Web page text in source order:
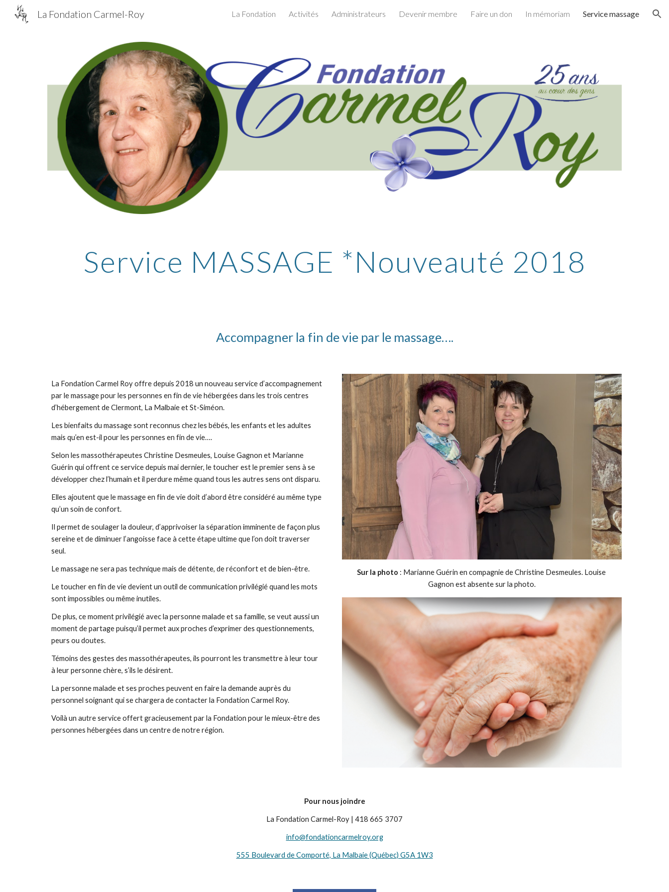
Skip to main content Skip to navigation
La Fondation Carmel-Roy La Fondation Activités Administrateurs Devenir membre Faire un don In mémoriam Service massage
Service MASSAGE *Nouveauté 2018
Accompagner la fin de vie par le massage….
La Fondation Carmel Roy offre depuis 2018 un nouveau service d’accompagnement
par le massage pour les personnes en fin de vie hébergées dans les trois centres
d’hébergement de Clermont, La Malbaie et St-Siméon.
Les bienfaits du massage sont reconnus chez les bébés, les enfants et les adultes
mais qu’en est-il pour les personnes en fin de vie….
Selon les massothérapeutes Christine Desmeules, Louise Gagnon et Marianne
Guérin qui offrent ce service depuis mai dernier, le toucher est le premier sens à se
développer chez l’humain et il perdure même quand tous les autres sens ont disparu.
Elles ajoutent que le massage en fin de vie doit d’abord être considéré au même type
qu’un soin de confort.
Il permet de soulager la douleur, d’apprivoiser la séparation imminente de façon plus
sereine et de diminuer l’angoisse face à cette étape ultime que l’on doit traverser
seul.
Le massage ne sera pas technique mais de détente, de réconfort et de bien-être.
Le toucher en fin de vie devient un outil de communication privilégié quand les mots
sont impossibles ou même inutiles.
De plus, ce moment privilégié avec la personne malade et sa famille, se veut aussi un
moment de partage puisqu’il permet aux proches d’exprimer des questionnements,
peurs ou doutes.
Témoins des gestes des massothérapeutes, ils pourront les transmettre à leur tour
à leur personne chère, s’ils le désirent.
La personne malade et ses proches peuvent en faire la demande auprès du
personnel soignant qui se chargera de contacter la Fondation Carmel Roy.
Voilà un autre service offert gracieusement par la Fondation pour le mieux-être des
personnes hébergées dans un centre de notre région.
Sur la photo : Marianne Guérin en compagnie de Christine Desmeules. Louise
Gagnon est absente sur la photo.
Pour nous joindre
La Fondation Carmel-Roy | 418 665 3707
info@fondationcarmelroy.org
555 Boulevard de Comporté, La Malbaie (Québec) G5A 1W3